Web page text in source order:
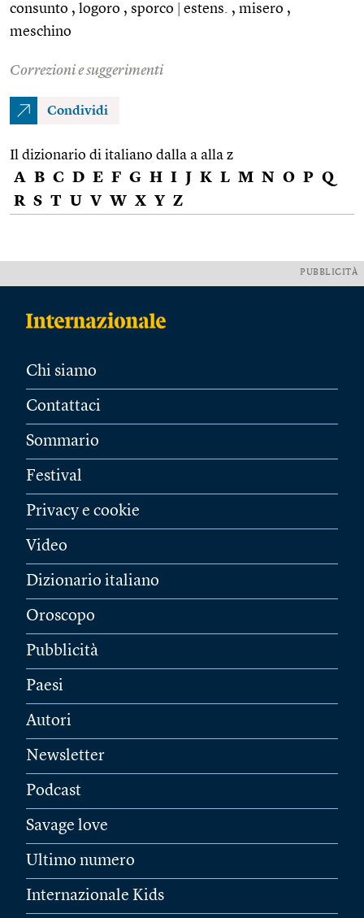
consunto , logoro , sporco
estens. , misero ,
meschino
Correzioni e suggerimenti
Condividi
Il dizionario di italiano dalla a alla z
A B C D E F G H I J K L M N O P Q
R S T U V W X Y Z
PUBBLICITÀ
Chi siamo
Contattaci
Sommario
Festival
Privacy e cookie
Video
Dizionario italiano
Oroscopo
Pubblicità
Paesi
Autori
Newsletter
Podcast
Savage love
Ultimo numero
Internazionale Kids